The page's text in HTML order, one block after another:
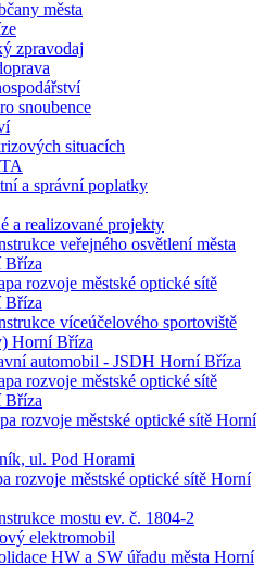
města
zpravodaj
snoubence
situacích
a správní poplatky
a realizované projekty
veřejného osvětlení města
Bříza
rozvoje městské optické sítě
Bříza
víceúčelového sportoviště
Horní Bříza
automobil - JSDH Horní Bříza
rozvoje městské optické sítě
Bříza
rozvoje městské optické sítě Horní
ul. Pod Horami
rozvoje městské optické sítě Horní
mostu ev. č. 1804-2
elektromobil
HW a SW úřadu města Horní